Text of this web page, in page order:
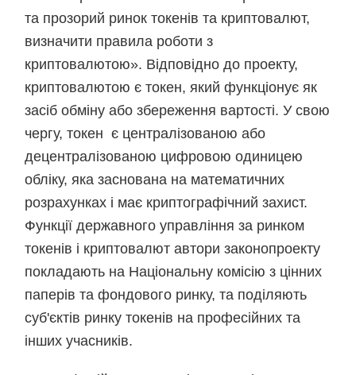
та прозорий ринок токенів та криптовалют,
визначити правила роботи з
криптовалютою». Відповідно до проекту,
криптовалютою є токен, який функціонує як
засіб обміну або збереження вартості. У свою
чергу, токен є централізованою або
децентралізованою цифровою одиницею
обліку, яка заснована на математичних
розрахунках і має криптографічний захист.
Функції державного управління за ринком
токенів і криптовалют автори законопроекту
покладають на Національну комісію з цінних
паперів та фондового ринку, та поділяють
суб'єктів ринку токенів на професійних та
інших учасників.